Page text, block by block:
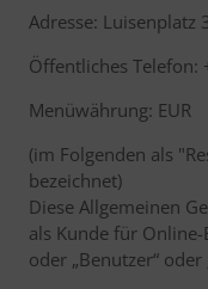
Adresse: Luisenplatz
Öffentliches
Menüwährung: EUR
(im Folgenden als
bezeichnet)
Diese Allgemeinen
als Kunde für Online-
oder „Benutzer“ oder